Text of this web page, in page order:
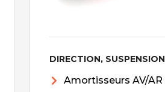
DIRECTION, SUSPENSION
Amortisseurs AV/AR